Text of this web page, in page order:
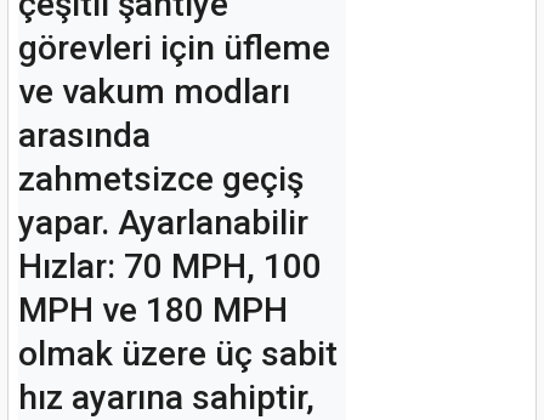
görevleri için üfleme
ve vakum modları
arasında
zahmetsizce geçiş
yapar. Ayarlanabilir
Hızlar: 70 MPH, 100
MPH ve 180 MPH
olmak üzere üç sabit
hız ayarına sahiptir,